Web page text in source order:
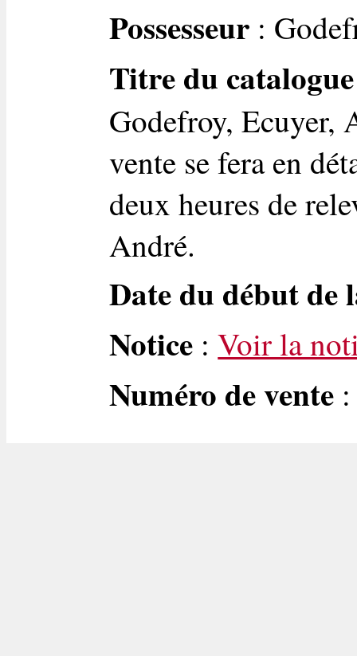
Possesseur :
Titre du catalogue
Godefroy, Ecuyer,
vente se fera en
deux heures de
André.
Date du début de
Notice :Voir la
Numéro de vente